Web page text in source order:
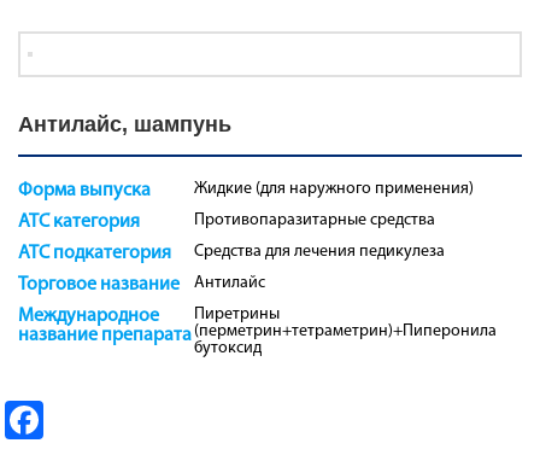
Антилайс, шампунь
Форма выпуска Жидкие (для наружного применения)
ATC категория Противопаразитарные средства
ATC подкатегория Средства для лечения педикулеза
Торговое название Антилайс
Международное
название препарата
Пиретрины
(перметрин+тетраметрин)+Пиперонила
бутоксид